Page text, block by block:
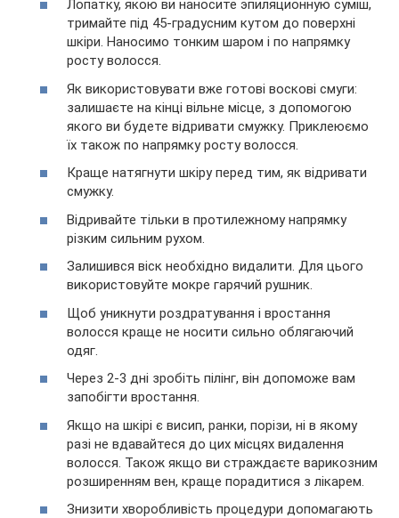
Лопатку, якою ви наносите эпиляционную суміш,
тримайте під 45-градусним кутом до поверхні
шкіри. Наносимо тонким шаром і по напрямку
росту волосся.
Як використовувати вже готові воскові смуги:
залишаєте на кінці вільне місце, з допомогою
якого ви будете відривати смужку. Приклеюємо
їх також по напрямку росту волосся.
Краще натягнути шкіру перед тим, як відривати
смужку.
Відривайте тільки в протилежному напрямку
різким сильним рухом.
Залишився віск необхідно видалити. Для цього
використовуйте мокре гарячий рушник.
Щоб уникнути роздратування і вростання
волосся краще не носити сильно облягаючий
одяг.
Через 2-3 дні зробіть пілінг, він допоможе вам
запобігти вростання.
Якщо на шкірі є висип, ранки, порізи, ні в якому
разі не вдавайтеся до цих місцях видалення
волосся. Також якщо ви страждаєте варикозним
розширенням вен, краще порадитися з лікарем.
Знизити хворобливість процедури допомагають